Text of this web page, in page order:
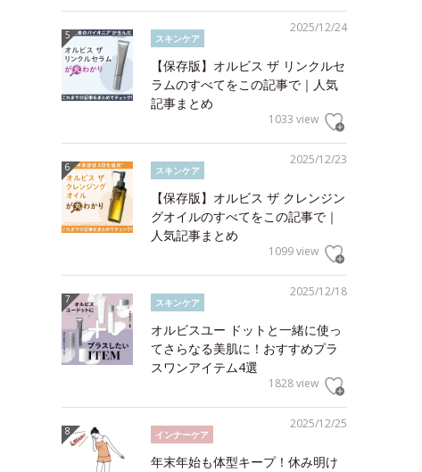
2025/12/24
スキンケア
【保存版】オルビス ザ リンクルセ
ラムのすべてをこの記事で｜人気
記事まとめ
1033 view
2025/12/23
スキンケア
【保存版】オルビス ザ クレンジン
グオイルのすべてをこの記事で｜
人気記事まとめ
1099 view
2025/12/18
スキンケア
オルビスユー ドットと一緒に使っ
てさらなる美肌に！おすすめプラ
スワンアイテム4選
1828 view
2025/12/25
インナーケア
年末年始も体型キープ！休み明け